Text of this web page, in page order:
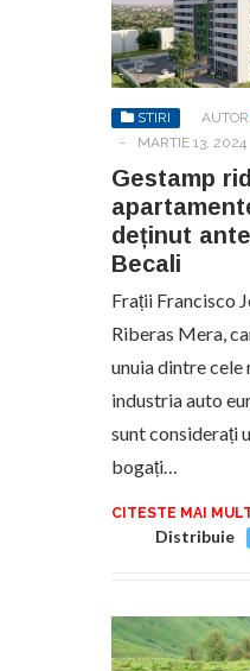
STIRI AUTOR:
-
MARTIE 13, 2024
Gestamp
deținut
Becali
Frații Francisco
Riberas Mera,
unuia dintre
industria auto
sunt considerați
bogați…
CITESTE MAI
Distribuie